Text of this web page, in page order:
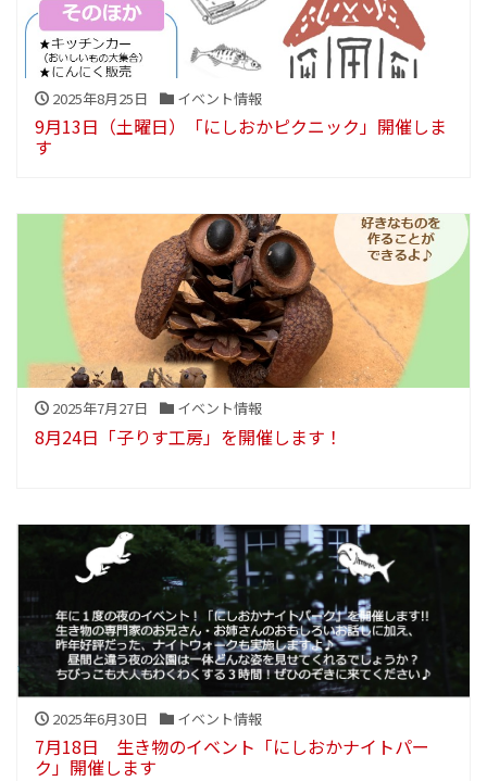
2025年8月25日 イベント情報
9月13日（土曜日）「にしおかピクニック」開催しま
す
2025年7月27日 イベント情報
8月24日「子りす工房」を開催します！
2025年6月30日 イベント情報
7月18日 生き物のイベント「にしおかナイトパー
ク」開催します